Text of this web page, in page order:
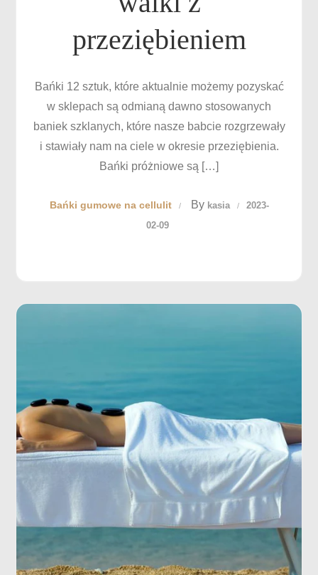
przeziębieniem
Bańki 12 sztuk, które aktualnie możemy pozyskać
w sklepach są odmianą dawno stosowanych
baniek szklanych, które nasze babcie rozgrzewały
i stawiały nam na ciele w okresie przeziębienia.
Bańki próżniowe są […]
Bańki gumowe na cellulit By kasia
2023-
02-09